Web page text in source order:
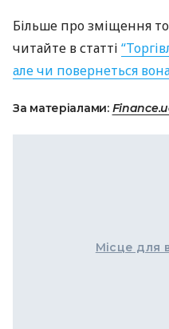
Більше про зміщення
читайте в статті
але чи повернеться
За матеріалами:
Місце для